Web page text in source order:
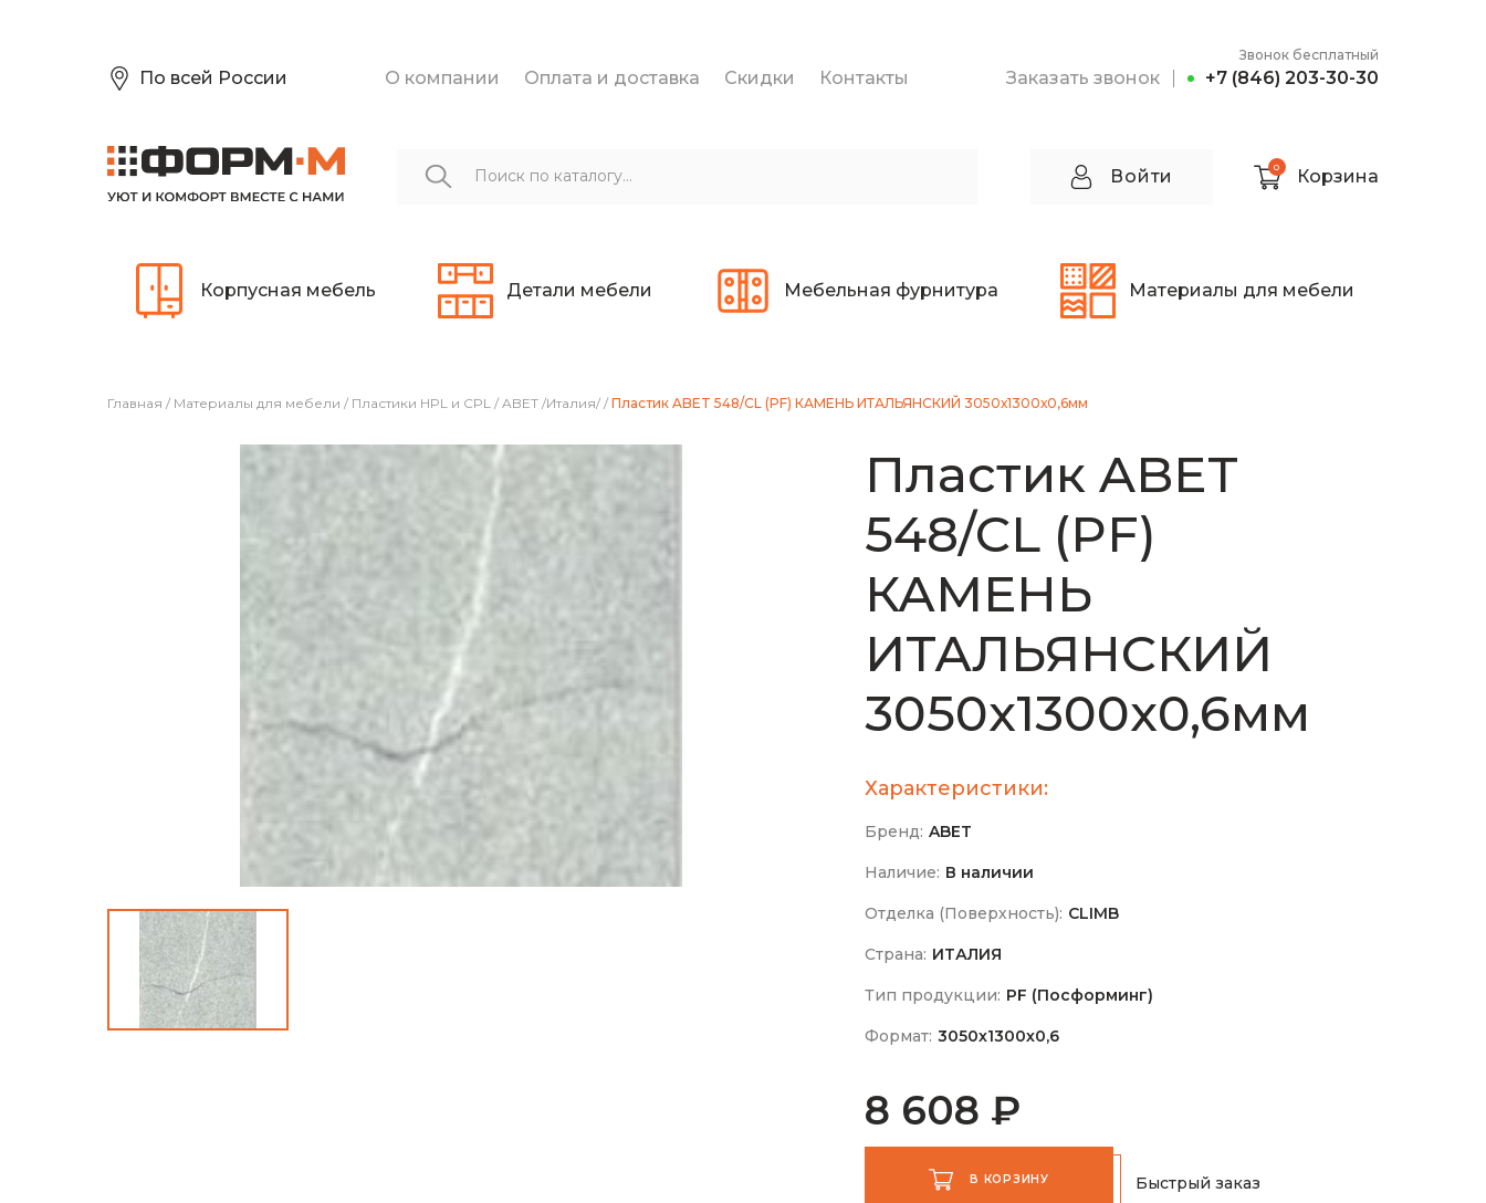
По всей России О компании Оплата и доставка Скидки Контакты Заказать звонок
Звонок бесплатный
+7 (846) 203-30-30
Войти 0 Корзина
Корпусная мебель Детали мебели Мебельная фурнитура Материалы для мебели
Главная / Материалы для мебели / Пластики HPL и CPL / ABET /Италия/ / Пластик ABET 548/CL (PF) КАМЕНЬ ИТАЛЬЯНСКИЙ 3050х1300х0,6мм
Пластик ABET
548/CL (PF)
КАМЕНЬ
ИТАЛЬЯНСКИЙ
3050х1300х0,6мм
Характеристики:
Бренд: ABET
Наличие: В наличии
Отделка (Поверхность): CLIMB
Страна: ИТАЛИЯ
Тип продукции: PF (Посформинг)
Формат: 3050х1300х0,6
8 608 ₽
В КОРЗИНУ Быстрый заказ